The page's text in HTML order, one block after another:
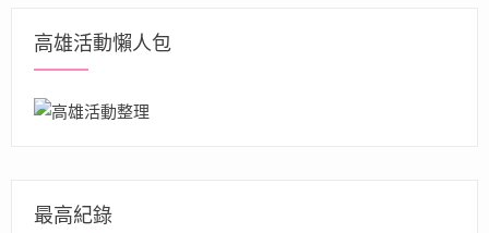
高雄活動懶人包
最高紀錄